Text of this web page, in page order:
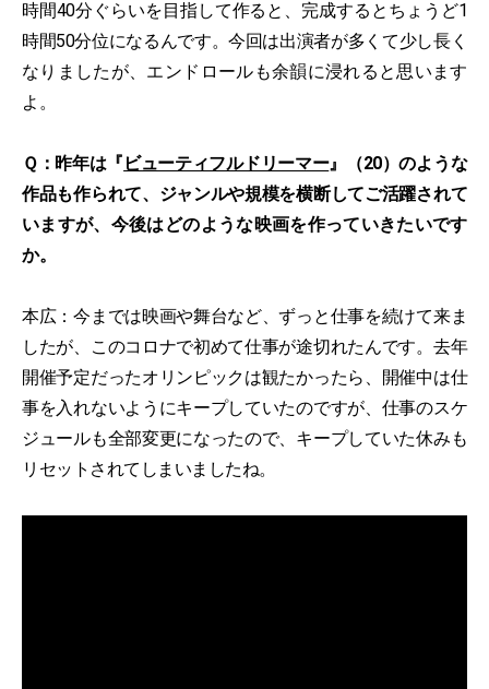
時間40分ぐらいを目指して作ると、完成するとちょうど1
時間50分位になるんです。今回は出演者が多くて少し長く
なりましたが、エンドロールも余韻に浸れると思います
よ。
Ｑ：昨年は『 ビューティフルドリーマー』（20）のような
作品も作られて、ジャンルや規模を横断してご活躍されて
いますが、今後はどのような映画を作っていきたいです
か。
本広：今までは映画や舞台など、ずっと仕事を続けて来ま
したが、このコロナで初めて仕事が途切れたんです。去年
開催予定だったオリンピックは観たかったら、開催中は仕
事を入れないようにキープしていたのですが、仕事のスケ
ジュールも全部変更になったので、キープしていた休みも
リセットされてしまいましたね。